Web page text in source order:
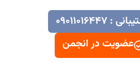
: ۰۹۰۱۱۰۱۶۴۴۷
عضویت در انجمن